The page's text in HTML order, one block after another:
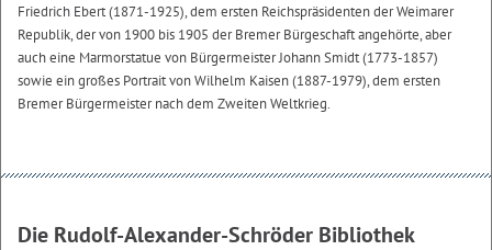
Friedrich Ebert (1871-1925), dem ersten Reichspräsidenten der Weimarer
Republik, der von 1900 bis 1905 der Bremer Bürgeschaft angehörte, aber
auch eine Marmorstatue von Bürgermeister Johann Smidt (1773-1857)
sowie ein großes Portrait von Wilhelm Kaisen (1887-1979), dem ersten
Bremer Bürgermeister nach dem Zweiten Weltkrieg.
Die Rudolf-Alexander-Schröder Bibliothek